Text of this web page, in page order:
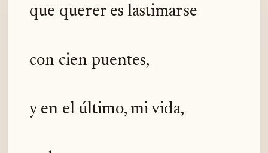
que querer es lastimarse
con cien puentes,
y en el último, mi vida,